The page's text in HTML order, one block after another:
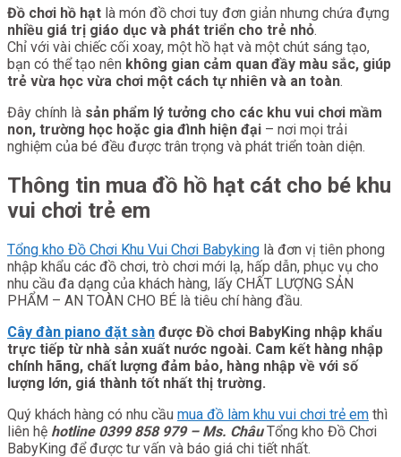
Đồ chơi hồ hạt là món đồ chơi tuy đơn giản nhưng chứa đựng
nhiều giá trị giáo dục và phát triển cho trẻ nhỏ.
Chỉ với vài chiếc cối xoay, một hồ hạt và một chút sáng tạo,
bạn có thể tạo nên không gian cảm quan đầy màu sắc, giúp
trẻ vừa học vừa chơi một cách tự nhiên và an toàn.
Đây chính là sản phẩm lý tưởng cho các khu vui chơi mầm
non, trường học hoặc gia đình hiện đại – nơi mọi trải
nghiệm của bé đều được trân trọng và phát triển toàn diện.
Thông tin mua đồ hồ hạt cát cho bé khu
vui chơi trẻ em
Tổng kho Đồ Chơi Khu Vui Chơi Babyking là đơn vị tiên phong
nhập khẩu các đồ chơi, trò chơi mới lạ, hấp dẫn, phục vụ cho
nhu cầu đa dạng của khách hàng, lấy CHẤT LƯỢNG SẢN
PHẨM – AN TOÀN CHO BÉ là tiêu chí hàng đầu.
Cây đàn piano đặt sàn được Đồ chơi BabyKing nhập khẩu
trực tiếp từ nhà sản xuất nước ngoài. Cam kết hàng nhập
chính hãng, chất lượng đảm bảo, hàng nhập về với số
lượng lớn, giá thành tốt nhất thị trường.
Quý khách hàng có nhu cầu mua đồ làm khu vui chơi trẻ em thì
liên hệ hotline 0399 858 979 – Ms. ChâuTổng kho Đồ Chơi
BabyKing để được tư vấn và báo giá chi tiết nhất.